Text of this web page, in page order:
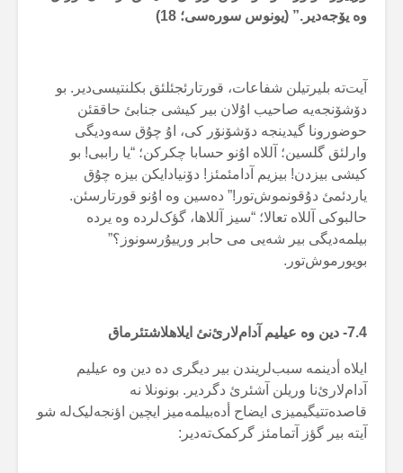
وە یۆجەدیر.” (یونوس سورەسی؛ 18)
آیت‌تە بلیرتیلن شفاعات، قورتارئجئلئق بکلنتیسی‌دیر. بو
دۆشۆنجەیە صاحیب اۇلان بیر کیشی جنابئ حاققئن
حوضورونا گیدینجە دۆشۆنۆر کی، اۇ چۇق سەودیگی
وارلئق گلسین؛ آللاە اۇنو حسابا چکرکن؛ “یا راببی! بو
کیشی بیزدن! بیزیم آدامئمئز! دۆنیادایکن بیزە چۇق
یاردئمئ دۇقونموش‌تور!” دەسین وە اۇنو قورتارسئن.
حالبوکی آللاە تعالا؛ “سیز آللاها، گؤک‌لردە وە یردە
بیلمەدیگی بیر شەیی می حابر ورییۇرسونوز؟”
بویورموش‌تور.
7.4- دین وە عیلیم آدام‌لارئ‌نئ ایلاهلاشتئرماق
ایلاە أدینمە سبب‌لریندن بیر دیگری دە دین وە عیلیم
آدام‌لارئ‌نا وریلن آشئرئ دگردیر. بونونلا نە
قاصدەتتیگیمیزی ایضاح أدەبیلمەمیز ایچین اؤنجەلیک‌لە شو
آیتە بیر گؤز آتمامئز گرکمک‌تەدیر: